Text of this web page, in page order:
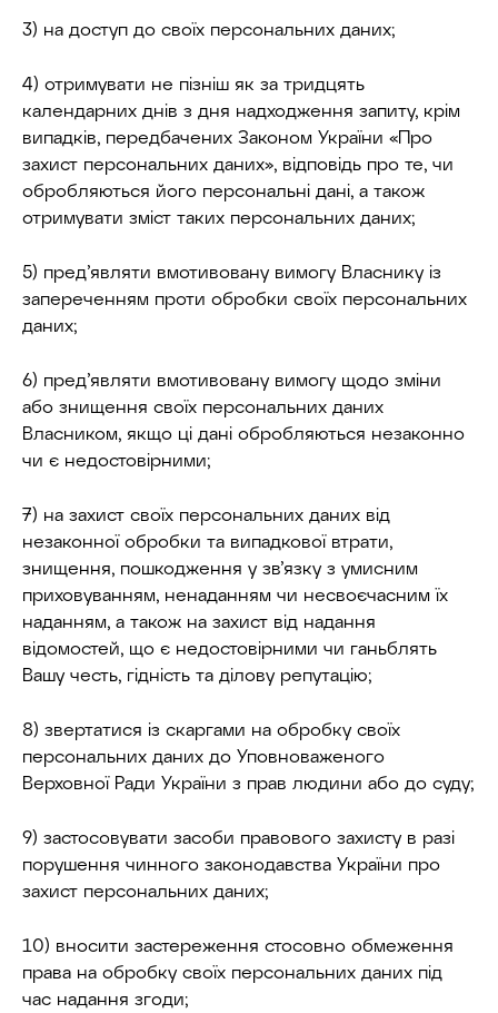
3) на доступ до своїх персональних даних;
4) отримувати не пізніш як за тридцять
календарних днів з дня надходження запиту, крім
випадків, передбачених Законом України «Про
захист персональних даних», відповідь про те, чи
обробляються його персональні дані, а також
отримувати зміст таких персональних даних;
5) пред’являти вмотивовану вимогу Власнику із
запереченням проти обробки своїх персональних
даних;
6) пред’являти вмотивовану вимогу щодо зміни
або знищення своїх персональних даних
Власником, якщо ці дані обробляються незаконно
чи є недостовірними;
7) на захист своїх персональних даних від
незаконної обробки та випадкової втрати,
знищення, пошкодження у зв’язку з умисним
приховуванням, ненаданням чи несвоєчасним їх
наданням, а також на захист від надання
відомостей, що є недостовірними чи ганьблять
Вашу честь, гідність та ділову репутацію;
8) звертатися із скаргами на обробку своїх
персональних даних до Уповноваженого
Верховної Ради України з прав людини або до суду;
9) застосовувати засоби правового захисту в разі
порушення чинного законодавства України про
захист персональних даних;
10) вносити застереження стосовно обмеження
права на обробку своїх персональних даних під
час надання згоди;